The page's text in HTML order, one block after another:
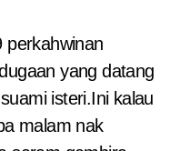
perkahwinan
yang datang
isteri.Ini kalau
malam nak